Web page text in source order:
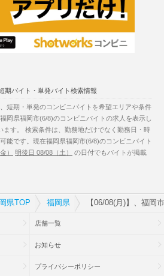
期バイト・単発バイト検索情報
短期・単発のコンビニバイトを希望エリアや条件
岡県福岡市(6/8)のコンビニバイトの求人を表示し
ます。 検索条件は、勤務地だけでなく勤務日・時
能です。現在福岡県福岡市(6/8)のコンビニバイト
） 明後日 08/08（土）
の日付でもバイトが掲載
県TOP 福岡県 【06/08(月)】、福岡
店舗一覧
お知らせ
プライバシーポリシー